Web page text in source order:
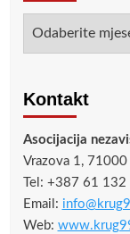
Kontakt
Asocijacija
Vrazova 1, 71000
Tel: +387 61
Email:
Web: